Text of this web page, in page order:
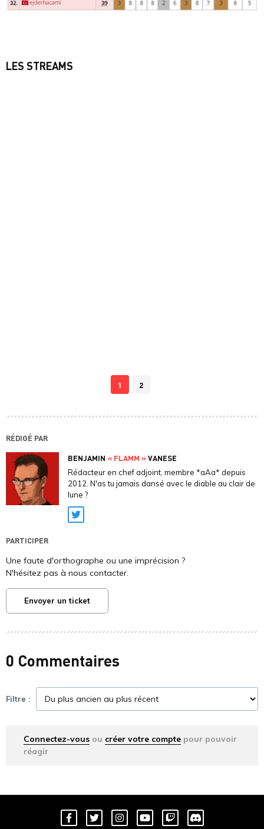
LES STREAMS
1 2
RÉDIGÉ PAR
BENJAMIN « FLAMM »VANESE
Rédacteur en chef adjoint, membre *aAa* depuis
2012. N'as tu jamais dansé avec le diable au clair de
lune ?
Twitter
PARTICIPER
Une faute d'orthographe ou une imprécision ?
N'hésitez pas à nous contacter.
Envoyer un ticket
0 Commentaires
Filtre :
Connectez-vous ou créer votre compte pour pouvoir
réagir